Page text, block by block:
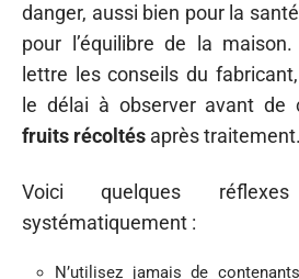
danger, aussi bien pour la
pour l’équilibre de la
lettre les conseils du
le délai à observer avant de
fruits récoltés après traitement.
Voici quelques
systématiquement :
N’utilisez jamais de